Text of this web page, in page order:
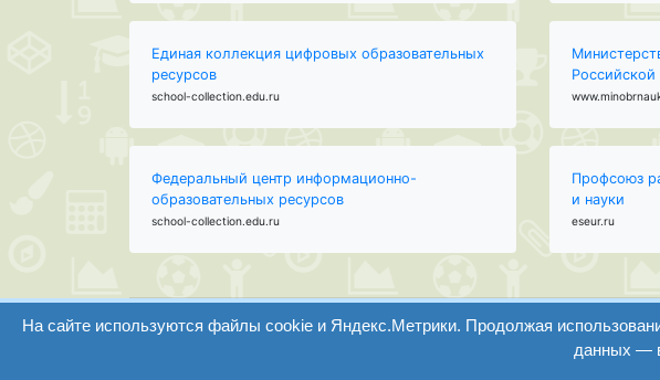
Единая коллекция цифровых образовательных
ресурсов
school-collection.edu.ru
Федеральный центр информационно-
образовательных ресурсов
school-collection.edu.ru
Профсоюз
и науки
eseur.ru
ООО "Центр образования и консалтинга"
На сайте используются файлы cookie и Яндекс.Метрики. Продолжая
данных —